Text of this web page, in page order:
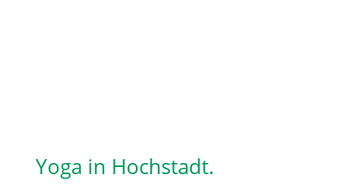
Yoga in Hochstadt.